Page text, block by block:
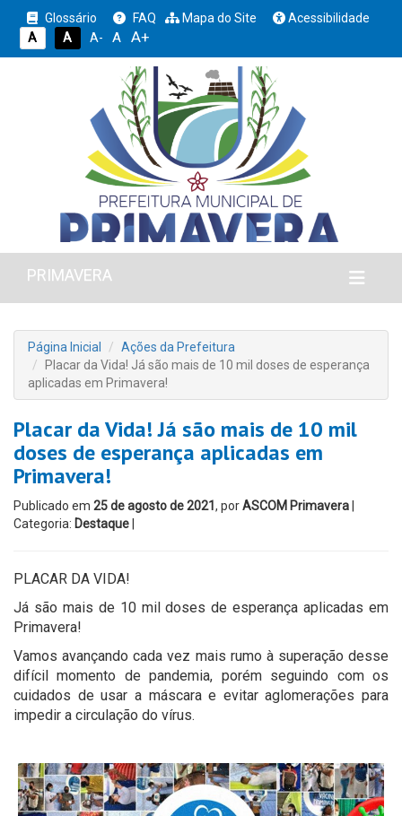
Glossário FAQ Mapa do Site
Acessibilidade
A
A A- A A+
PRIMAVERA
Página Inicial
Ações da Prefeitura
Placar da Vida! Já são mais de 10 mil doses de esperança
aplicadas em Primavera!
Placar da Vida! Já são mais de 10 mil
doses de esperança aplicadas em
Primavera!
Publicado em 25 de agosto de 2021 , porASCOM Primavera
Categoria: Destaque
PLACAR DA VIDA!
Já são mais de 10 mil doses de esperança aplicadas em
Primavera!
Vamos avançando cada vez mais rumo à superação desse
difícil momento de pandemia, porém seguindo com os
cuidados de usar a máscara e evitar aglomerações para
impedir a circulação do vírus.